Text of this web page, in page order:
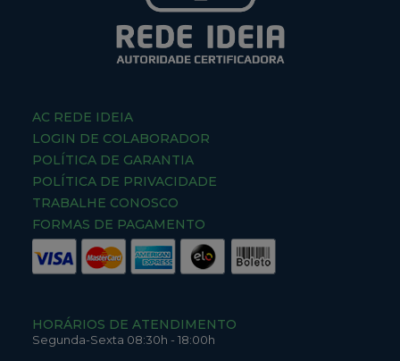
AC REDE IDEIA
LOGIN DE COLABORADOR
POLÍTICA DE GARANTIA
POLÍTICA DE PRIVACIDADE
TRABALHE CONOSCO
FORMAS DE PAGAMENTO
HORÁRIOS DE ATENDIMENTO
Segunda-Sexta 08:30h - 18:00h